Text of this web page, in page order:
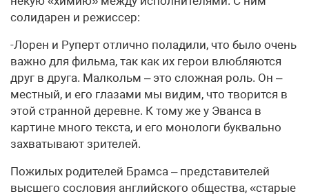
солидарен и режиссер:
-Лорен и Руперт отлично поладили, что было очень
важно для фильма, так как их герои влюбляются
друг в друга. Малкольм – это сложная роль. Он –
местный, и его глазами мы видим, что творится в
этой странной деревне. К тому же у Эванса в
картине много текста, и его монологи буквально
захватывают зрителей.
Пожилых родителей Брамса – представителей
высшего сословия английского общества, «старые